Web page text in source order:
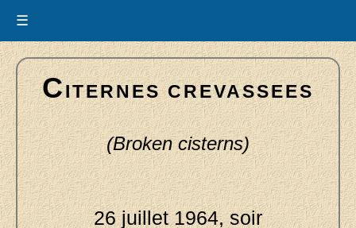
☰
CITERNES CREVASSEES
(Broken cisterns)
26 juillet 1964, soir